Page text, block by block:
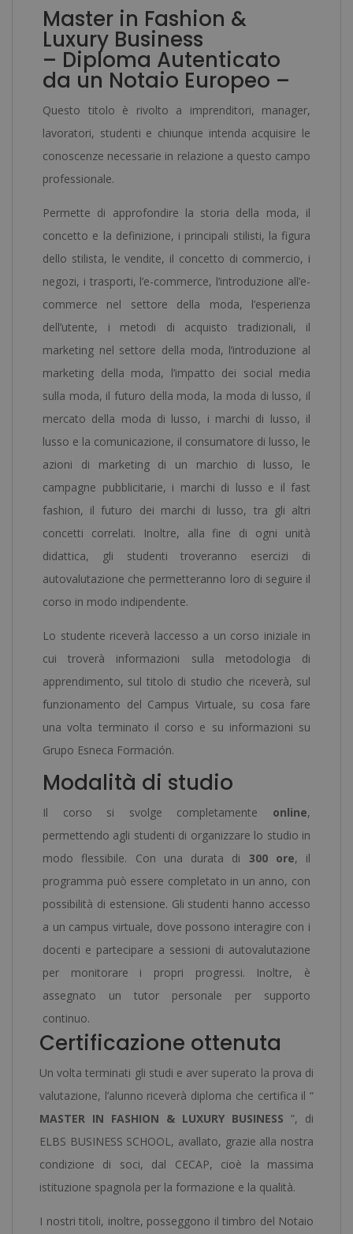
Notaio
Europeo
quantità
:
Master in Fashion &
Luxury Business
– Diploma Autenticato
da un Notaio Europeo –
Questo titolo è rivolto a imprenditori, manager,
lavoratori, studenti e chiunque intenda acquisire le
conoscenze necessarie in relazione a questo campo
professionale.
Permette di approfondire la storia della moda, il
concetto e la definizione, i principali stilisti, la figura
dello stilista, le vendite, il concetto di commercio, i
negozi, i trasporti, l’e-commerce, l’introduzione all’e-
commerce nel settore della moda, l’esperienza
dell’utente, i metodi di acquisto tradizionali, il
marketing nel settore della moda, l’introduzione al
marketing della moda, l’impatto dei social media
sulla moda, il futuro della moda, la moda di lusso, il
mercato della moda di lusso, i marchi di lusso, il
lusso e la comunicazione, il consumatore di lusso, le
azioni di marketing di un marchio di lusso, le
campagne pubblicitarie, i marchi di lusso e il fast
fashion, il futuro dei marchi di lusso, tra gli altri
concetti correlati. Inoltre, alla fine di ogni unità
didattica, gli studenti troveranno esercizi di
autovalutazione che permetteranno loro di seguire il
corso in modo indipendente.
Lo studente riceverà laccesso a un corso iniziale in
cui troverà informazioni sulla metodologia di
apprendimento, sul titolo di studio che riceverà, sul
funzionamento del Campus Virtuale, su cosa fare
una volta terminato il corso e su informazioni su
Grupo Esneca Formación.
Modalità di studio
Il corso si svolge completamente online,
permettendo agli studenti di organizzare lo studio in
modo flessibile. Con una durata di 300 ore, il
programma può essere completato in un anno, con
possibilità di estensione. Gli studenti hanno accesso
a un campus virtuale, dove possono interagire con i
docenti e partecipare a sessioni di autovalutazione
per monitorare i propri progressi. Inoltre, è
assegnato un tutor personale per supporto
continuo.
Certificazione ottenuta
Un volta terminati gli studi e aver superato la prova di
valutazione, l’alunno riceverà diploma che certifica il “
MASTER IN FASHION & LUXURY BUSINESS ”, di
ELBS BUSINESS SCHOOL, avallato, grazie alla nostra
condizione di soci, dal CECAP, cioè la massima
istituzione spagnola per la formazione e la qualità.
I nostri titoli, inoltre, posseggono il timbro del Notaio